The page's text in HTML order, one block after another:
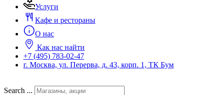
Услуги
Кафе и рестораны
О нас
Как нас найти
+7 (495) 783-02-47
г. Москва, ул. Перерва, д. 43, корп. 1, ТК Бум
Search ...